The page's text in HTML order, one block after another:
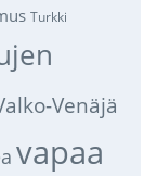
Turkki
Venäjä
vapaa